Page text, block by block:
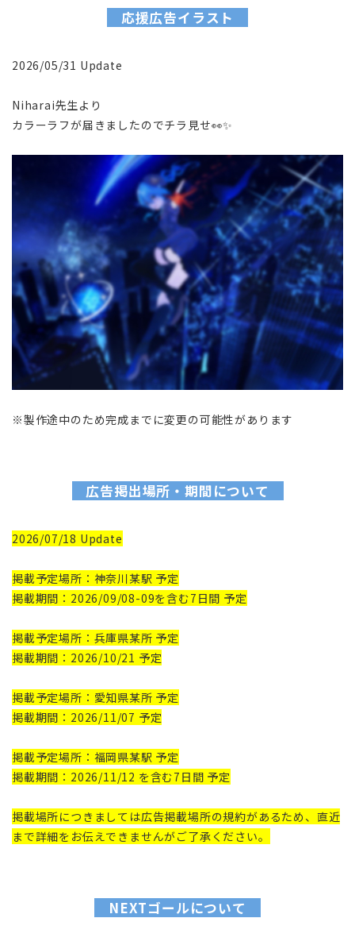
応援広告イラスト
2026/05/31 Update
Niharai先生より
カラーラフが届きましたのでチラ見せ👀✨
※製作途中のため完成までに変更の可能性があります
広告掲出場所・期間について
2026/07/18 Update
掲載予定場所：神奈川某駅 予定
掲載期間：2026/09/08-09を含む7日間 予定
掲載予定場所：兵庫県某所 予定
掲載期間：2026/10/21 予定
掲載予定場所：愛知県某所 予定
掲載期間：2026/11/07 予定
掲載予定場所：福岡県某駅 予定
掲載期間：2026/11/12 を含む7日間 予定
掲載場所につきましては広告掲載場所の規約があるため、直近
まで詳細をお伝えできませんがご了承ください。
NEXTゴールについて